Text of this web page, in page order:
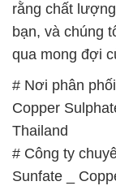
rằng chất
bạn, và chúng
qua mong đợi
# Nơi phân
Copper
Thailand
# Công ty
Sunfate _